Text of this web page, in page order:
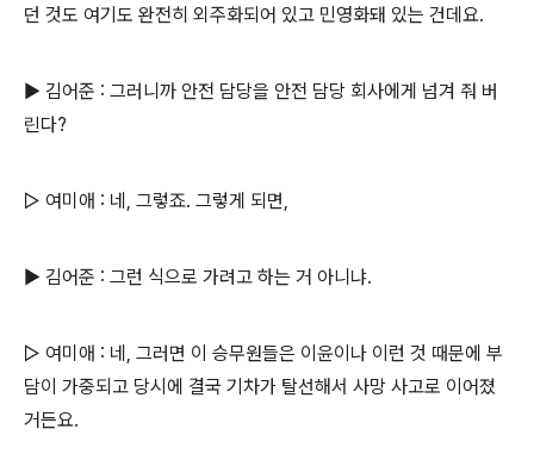
던 것도 여기도 완전히 외주화되어 있고 민영화돼 있는 건데요.
▶ 김어준 : 그러니까 안전 담당을 안전 담당 회사에게 넘겨 줘 버
린다?
▷ 여미애 : 네, 그렇죠. 그렇게 되면,
▶ 김어준 : 그런 식으로 가려고 하는 거 아니냐.
▷ 여미애 : 네, 그러면 이 승무원들은 이윤이나 이런 것 때문에 부
담이 가중되고 당시에 결국 기차가 탈선해서 사망 사고로 이어졌
거든요.